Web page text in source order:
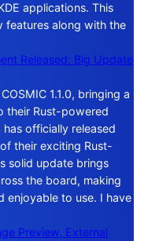
applications. This
features along with the
Released: Big Update
1.1.0, bringing a
their Rust-powered
officially released
their exciting Rust-
solid update brings
the board, making
enjoyable to use. I have
Preview, External